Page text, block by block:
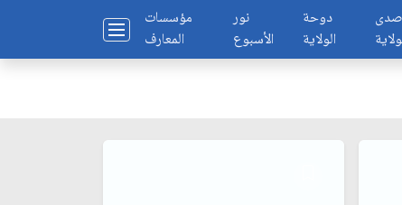
مؤسسات
المعارف
نور
الأسبوع
دوحة
الولاية
صدى